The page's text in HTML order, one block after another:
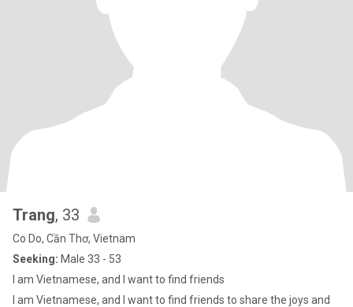
Trang, 33
Co Do, Cần Thơ, Vietnam
Seeking: Male 33 - 53
I am Vietnamese, and I want to find friends
I am Vietnamese, and I want to find friends to share the joys and